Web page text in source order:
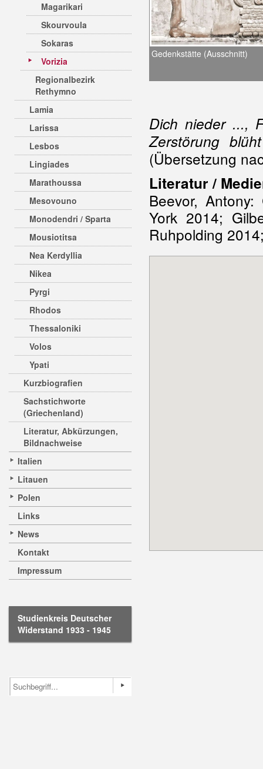
Magarikari
Skourvoula
Sokaras
Vorizia
Regionalbezirk
Rethymno
Lamia
Larissa
Lesbos
Lingiades
Marathoussa
Mesovouno
Monodendri / Sparta
Mousiotitsa
Nea Kerdyllia
Nikea
Pyrgi
Rhodos
Thessaloniki
Volos
Ypati
Kurzbiografien
Sachstichworte
(Griechenland)
Literatur, Abkürzungen,
Bildnachweise
Italien
Litauen
Polen
Links
News
Kontakt
Impressum
Studienkreis Deutscher
Widerstand 1933 - 1945
Gedenkstätte (Ausschnitt)
Dich nieder ...,
Zerstörung
(Übersetzung
Literatur /
Beevor,
York 2014;
Ruhpolding